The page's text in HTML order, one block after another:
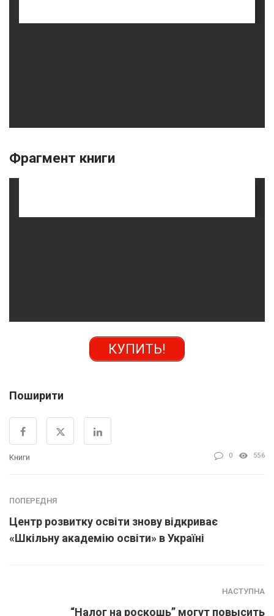
Фрагмент книги
КУПИТЬ!
Поширити
Книги 0 556
ПОПЕРЕДНЯ
Центр розвитку освіти знову відкриває
«Шкільну академію освіти» в Україні
НАСТУПНА
“Налог на роскошь” могут повысить